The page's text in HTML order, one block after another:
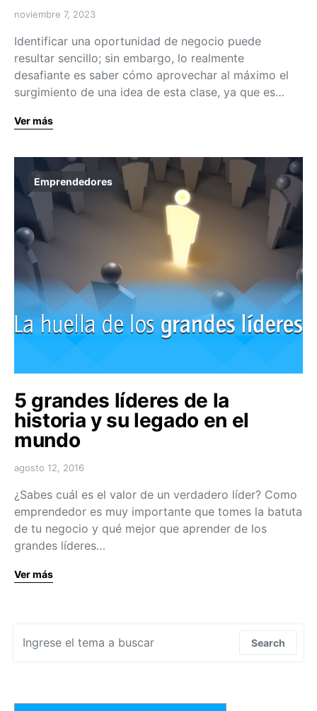
noviembre 7, 2023
Identificar una oportunidad de negocio puede
resultar sencillo; sin embargo, lo realmente
desafiante es saber cómo aprovechar al máximo el
surgimiento de una idea de esta clase, ya que es…
Ver más
Emprendedores
5 grandes líderes de la
historia y su legado en el
mundo
agosto 12, 2016
¿Sabes cuál es el valor de un verdadero líder? Como
emprendedor es muy importante que tomes la batuta
de tu negocio y qué mejor que aprender de los
grandes líderes…
Ver más
Search